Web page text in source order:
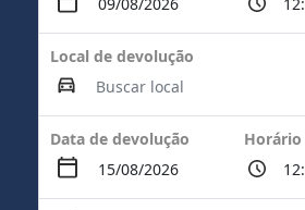
Local de devolução
Data de devolução Horário